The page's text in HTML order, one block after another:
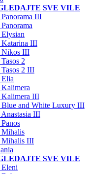
SVE VILE
III
III
Nikos III
2
2 III
III
and White Luxury III
III
Mihalis III
SVE VILE